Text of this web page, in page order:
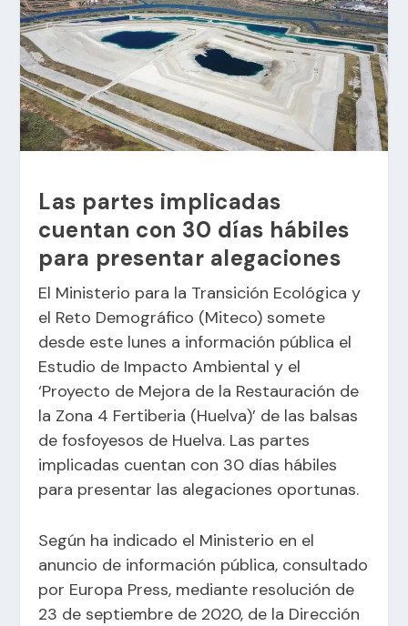
Las partes implicadas
cuentan con 30 días hábiles
para presentar alegaciones
El Ministerio para la Transición Ecológica y
el Reto Demográfico (Miteco) somete
desde este lunes a información pública el
Estudio de Impacto Ambiental y el
‘Proyecto de Mejora de la Restauración de
la Zona 4 Fertiberia (Huelva)’ de las balsas
de fosfoyesos de Huelva. Las partes
implicadas cuentan con 30 días hábiles
para presentar las alegaciones oportunas.
Según ha indicado el Ministerio en el
anuncio de información pública, consultado
por Europa Press, mediante resolución de
23 de septiembre de 2020, de la Dirección